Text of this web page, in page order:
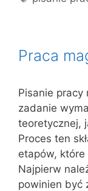
Praca
Pisanie pracy
zadanie
teoretycznej,
Proces ten
etapów, które
Najpierw
powinien być